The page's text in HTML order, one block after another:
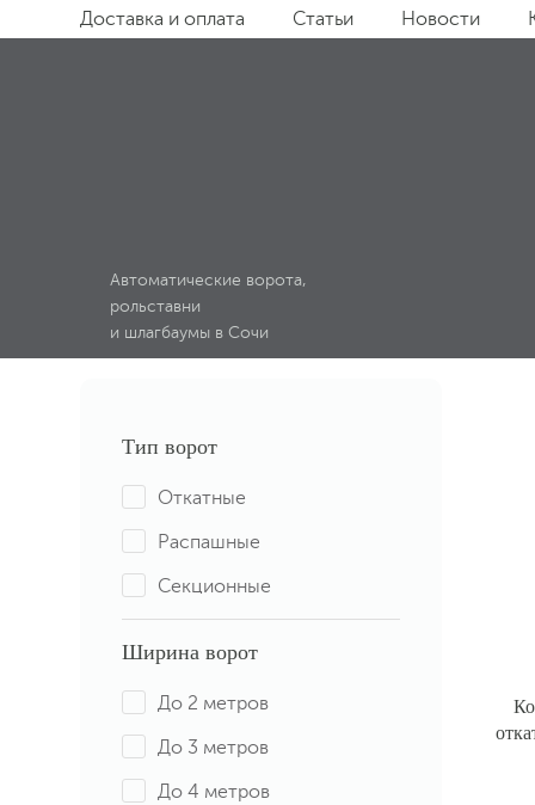
Доставка и оплата Статьи Новости
Автоматические ворота,
рольставни
и шлагбаумы в Сочи
КОМПЛЕКТЫ
Тип ворот
Откатные
Распашные
Секционные
Ширина ворот
До 2 метров
До 3 метров
До 4 метров